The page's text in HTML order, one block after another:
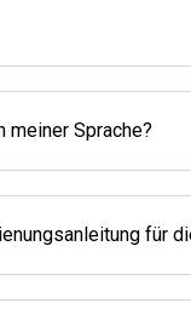
meiner Sprache?
für